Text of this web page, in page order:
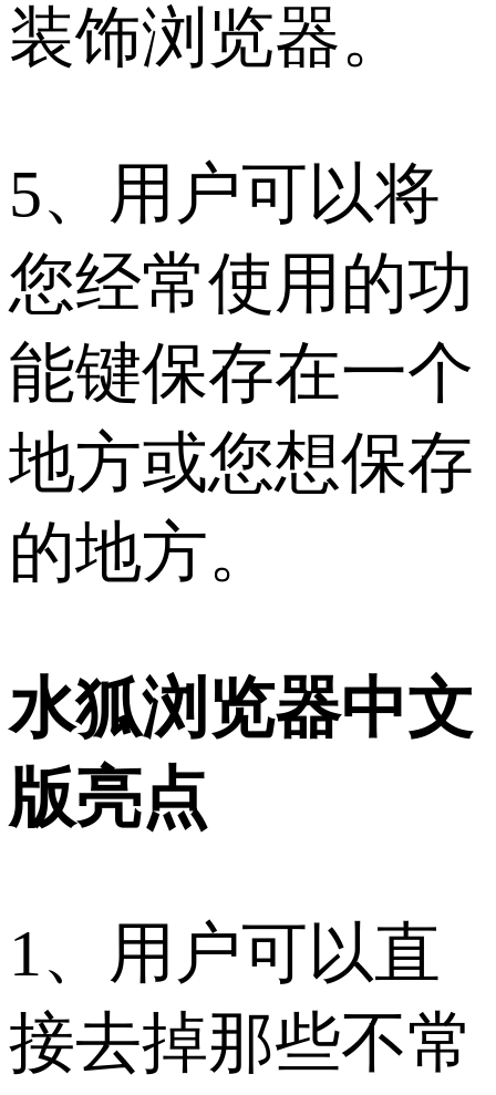
装饰浏览器。
5、用户可以将
您经常使用的功
能键保存在一个
地方或您想保存
的地方。
水狐浏览器中文
版亮点
1、用户可以直
接去掉那些不常